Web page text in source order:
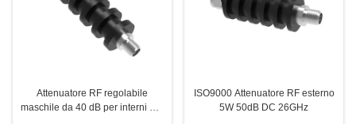
Attenuatore RF regolabile
maschile da 40 dB per interni DC
ISO9000 Attenuatore RF esterno
5W 50dB DC 26GHz